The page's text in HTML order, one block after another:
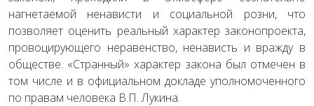
нагнетаемой ненависти и социальной розни, что
позволяет оценить реальный характер законопроекта,
провоцирующего неравенство, ненависть и вражду в
обществе. «Странный» характер закона был отмечен в
том числе и в официальном докладе уполномоченного
по правам человека В.П. Лукина.